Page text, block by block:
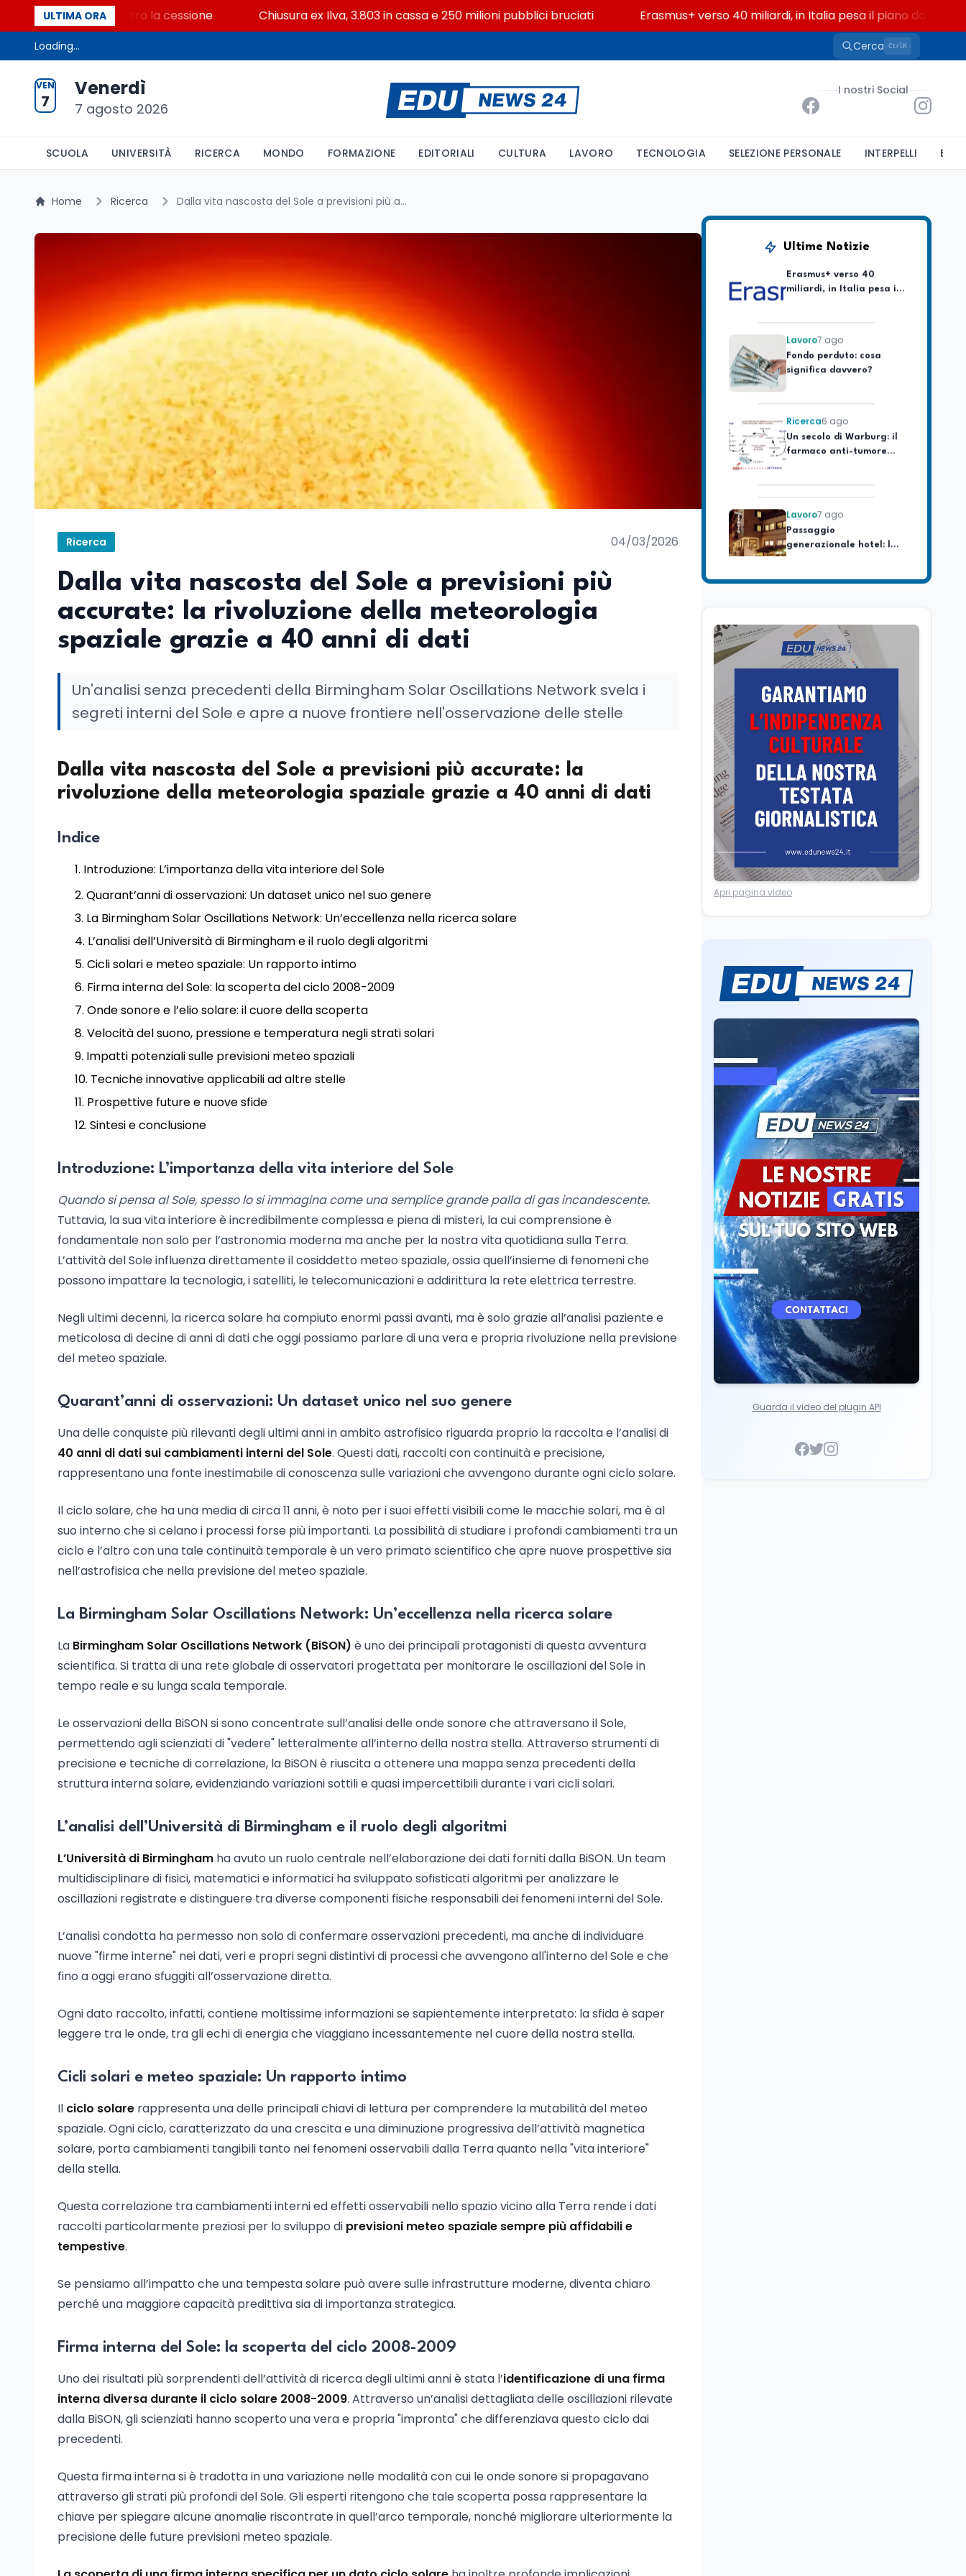
ULTIMA ORA
dei beni contro la cessione Chiusura ex Ilva, 3.803 in cassa e 250 milioni pubblici bruciati Erasmus+ verso 40 miliardi, in Italia pesa il piano da 420 milioni
Loading... Cerca CtrlK
VEN
7
Venerdì
7 agosto 2026
I nostri Social
SCUOLA UNIVERSITÀ RICERCA MONDO FORMAZIONE EDITORIALI CULTURA LAVORO TECNOLOGIA SELEZIONE PERSONALE INTERPELLI
Home Ricerca Dalla vita nascosta del Sole a previsioni più accurate: la rivoluzione della meteorologia spaziale grazie a 40 anni di dati
Ricerca 04/03/2026
Dalla vita nascosta del Sole a previsioni più
accurate: la rivoluzione della meteorologia
spaziale grazie a 40 anni di dati
Un'analisi senza precedenti della Birmingham Solar Oscillations Network svela i
segreti interni del Sole e apre a nuove frontiere nell'osservazione delle stelle
Dalla vita nascosta del Sole a previsioni più accurate: la
rivoluzione della meteorologia spaziale grazie a 40 anni di dati
Indice
Introduzione: L’importanza della vita interiore del Sole
Quarant’anni di osservazioni: Un dataset unico nel suo genere
La Birmingham Solar Oscillations Network: Un’eccellenza nella ricerca solare
L’analisi dell’Università di Birmingham e il ruolo degli algoritmi
Cicli solari e meteo spaziale: Un rapporto intimo
Firma interna del Sole: la scoperta del ciclo 2008-2009
Onde sonore e l’elio solare: il cuore della scoperta
Velocità del suono, pressione e temperatura negli strati solari
Impatti potenziali sulle previsioni meteo spaziali
Tecniche innovative applicabili ad altre stelle
Prospettive future e nuove sfide
Sintesi e conclusione
Introduzione: L’importanza della vita interiore del Sole
Quando si pensa al Sole, spesso lo si immagina come una semplice grande palla di gas incandescente.
Tuttavia, la sua vita interiore è incredibilmente complessa e piena di misteri, la cui comprensione è
fondamentale non solo per l’astronomia moderna ma anche per la nostra vita quotidiana sulla Terra.
L’attività del Sole influenza direttamente il cosiddetto meteo spaziale, ossia quell’insieme di fenomeni che
possono impattare la tecnologia, i satelliti, le telecomunicazioni e addirittura la rete elettrica terrestre.
Negli ultimi decenni, la ricerca solare ha compiuto enormi passi avanti, ma è solo grazie all’analisi paziente e
meticolosa di decine di anni di dati che oggi possiamo parlare di una vera e propria rivoluzione nella previsione
del meteo spaziale.
Quarant’anni di osservazioni: Un dataset unico nel suo genere
Una delle conquiste più rilevanti degli ultimi anni in ambito astrofisico riguarda proprio la raccolta e l’analisi di
40 anni di dati sui cambiamenti interni del Sole. Questi dati, raccolti con continuità e precisione,
rappresentano una fonte inestimabile di conoscenza sulle variazioni che avvengono durante ogni ciclo solare.
Il ciclo solare, che ha una media di circa 11 anni, è noto per i suoi effetti visibili come le macchie solari, ma è al
suo interno che si celano i processi forse più importanti. La possibilità di studiare i profondi cambiamenti tra un
ciclo e l’altro con una tale continuità temporale è un vero primato scientifico che apre nuove prospettive sia
nell’astrofisica che nella previsione del meteo spaziale.
La Birmingham Solar Oscillations Network: Un’eccellenza nella ricerca solare
La Birmingham Solar Oscillations Network (BiSON) è uno dei principali protagonisti di questa avventura
scientifica. Si tratta di una rete globale di osservatori progettata per monitorare le oscillazioni del Sole in
tempo reale e su lunga scala temporale.
Le osservazioni della BiSON si sono concentrate sull’analisi delle onde sonore che attraversano il Sole,
permettendo agli scienziati di "vedere" letteralmente all’interno della nostra stella. Attraverso strumenti di
precisione e tecniche di correlazione, la BiSON è riuscita a ottenere una mappa senza precedenti della
struttura interna solare, evidenziando variazioni sottili e quasi impercettibili durante i vari cicli solari.
L’analisi dell’Università di Birmingham e il ruolo degli algoritmi
L’Università di Birmingham ha avuto un ruolo centrale nell’elaborazione dei dati forniti dalla BiSON. Un team
multidisciplinare di fisici, matematici e informatici ha sviluppato sofisticati algoritmi per analizzare le
oscillazioni registrate e distinguere tra diverse componenti fisiche responsabili dei fenomeni interni del Sole.
L’analisi condotta ha permesso non solo di confermare osservazioni precedenti, ma anche di individuare
nuove "firme interne" nei dati, veri e propri segni distintivi di processi che avvengono all'interno del Sole e che
fino a oggi erano sfuggiti all’osservazione diretta.
Ogni dato raccolto, infatti, contiene moltissime informazioni se sapientemente interpretato: la sfida è saper
leggere tra le onde, tra gli echi di energia che viaggiano incessantemente nel cuore della nostra stella.
Cicli solari e meteo spaziale: Un rapporto intimo
Il ciclo solare rappresenta una delle principali chiavi di lettura per comprendere la mutabilità del meteo
spaziale. Ogni ciclo, caratterizzato da una crescita e una diminuzione progressiva dell’attività magnetica
solare, porta cambiamenti tangibili tanto nei fenomeni osservabili dalla Terra quanto nella "vita interiore"
della stella.
Questa correlazione tra cambiamenti interni ed effetti osservabili nello spazio vicino alla Terra rende i dati
raccolti particolarmente preziosi per lo sviluppo di previsioni meteo spaziale sempre più affidabili e
tempestive.
Se pensiamo all’impatto che una tempesta solare può avere sulle infrastrutture moderne, diventa chiaro
perché una maggiore capacità predittiva sia di importanza strategica.
Firma interna del Sole: la scoperta del ciclo 2008-2009
Uno dei risultati più sorprendenti dell’attività di ricerca degli ultimi anni è stata l’identificazione di una firma
interna diversa durante il ciclo solare 2008-2009. Attraverso un’analisi dettagliata delle oscillazioni rilevate
dalla BiSON, gli scienziati hanno scoperto una vera e propria "impronta" che differenziava questo ciclo dai
precedenti.
Questa firma interna si è tradotta in una variazione nelle modalità con cui le onde sonore si propagavano
attraverso gli strati più profondi del Sole. Gli esperti ritengono che tale scoperta possa rappresentare la
chiave per spiegare alcune anomalie riscontrate in quell’arco temporale, nonché migliorare ulteriormente la
precisione delle future previsioni meteo spaziale.
Ultime Notizie
Passaggio
generazionale hotel: la
Lavoro7 ago
Scuola
piano da 420 milioni
Lavoro7 ago
Fondo perduto: cosa
significa davvero?
Ricerca6 ago
Un secolo di Warburg: il
farmaco anti-tumore
che accende la glicolisi
Lavoro7 ago
Passaggio
rivalutazione dei beni
contro la cessione
Scuola7 ago
miliardi, in Italia pesa il
piano da 420 milioni
Lavoro7 ago
Fondo perduto: cosa
significa davvero?
Ricerca 6 ago
farmaco anti-tumore
Lavoro
Passaggio
Lavoro7 ago
Chiusura ex Ilva, 3.803 in
Scuola7 ago
Erasmus+ verso 40
miliardi, in Italia pesa il
piano da 420 milioni
Lavoro7 ago
Fondo perduto: cosa
significa davvero?
Ricerca6 ago
Un secolo di Warburg: il
farmaco anti-tumore
che accende la glicolisi
Apri pagina video
Guarda il video del plugin API